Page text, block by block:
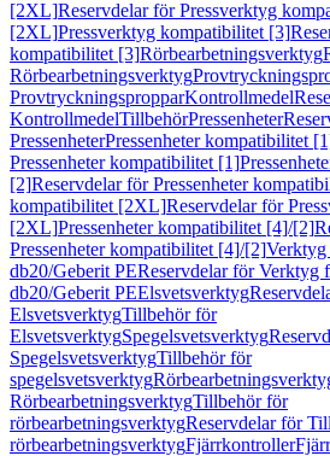
[2XL]Reservdelar för Pressverktyg
[2XL]Pressverktyg kompatibilitet [3]
kompatibilitet [3]Rörbearbetningsverktyg
Rörbearbetningsverktyg
ProvtryckningspropparKontrollmedel
KontrollmedelTillbehörPressenheter
PressenheterPressenheter kompatibilitet
Pressenheter kompatibilitet [1]
[2]Reservdelar för Pressenheter
kompatibilitet [2XL]Reservdelar för
[2XL]Pressenheter kompatibilitet [4]/[2]
Pressenheter kompatibilitet [4]/[2]
db20/Geberit PEReservdelar för Verktyg
db20/Geberit PEElsvetsverktyg
ElsvetsverktygTillbehör för
ElsvetsverktygSpegelsvetsverktyg
SpegelsvetsverktygTillbehör för
spegelsvetsverktyg
RörbearbetningsverktygTillbehör för
rörbearbetningsverktygReservdelar för
rörbearbetningsverktygFjärrkontroller